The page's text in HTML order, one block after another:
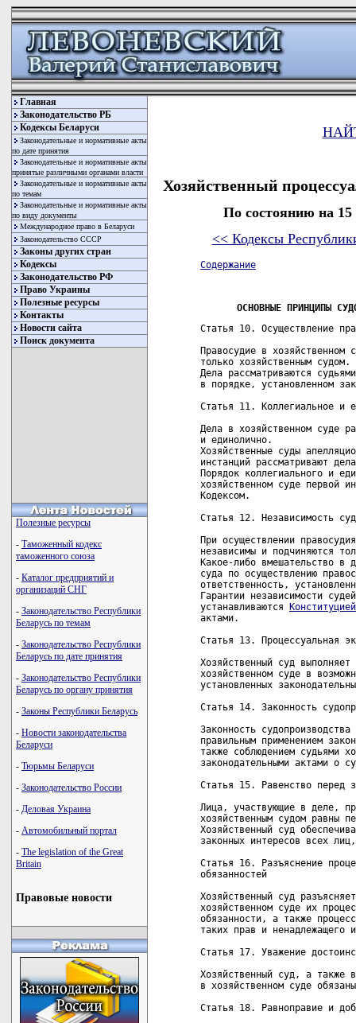
Главная
Законодательство РБ
Кодексы Беларуси
Законодательные и нормативные акты
по дате принятия
Законодательные и нормативные акты
принятые различными органами власти
Законодательные и нормативные акты
по темам
Законодательные и нормативные акты
по виду документы
Международное право в Беларуси
Законодательство СССР
Законы других стран
Кодексы
Законодательство РФ
Право Украины
Полезные ресурсы
Контакты
Новости сайта
Поиск документа
Полезные ресурсы
- Таможенный кодекс
таможенного союза
- Каталог предприятий и
организаций СНГ
- Законодательство Республики
Беларусь по темам
- Законодательство Республики
Беларусь по дате принятия
- Законодательство Республики
Беларусь по органу принятия
- Законы Республики Беларусь
- Новости законодательства
Беларуси
- Тюрьмы Беларуси
- Законодательство России
- Деловая Украина
- Автомобильный портал
- The legislation of the Great
Britain
Правовые новости
Хозяйственный
По состоянию на 15
<< Кодексы
Содержание
ОСНОВНЫЕ ПРИНЦИПЫ
Статья 10. Осуществление
Правосудие в хозяйственном
только хозяйственным судом.
Дела рассматриваются
в порядке, установленном
Статья 11. Коллегиальное и
Дела в хозяйственном суде
и единолично.
Хозяйственные суды
инстанций рассматривают
Порядок коллегиального и
хозяйственном суде первой
Кодексом.
Статья 12. Независимость
При осуществлении
независимы и подчиняются
Какое-либо вмешательство в
суда по осуществлению
ответственность,
Гарантии независимости
устанавливаются
актами.
Статья 13. Процессуальная
Хозяйственный суд
хозяйственном суде в
установленных
Статья 14. Законность
Законность
правильным применением
также соблюдением судьями
законодательными актами о
Статья 15. Равенство перед
Лица, участвующие в деле,
хозяйственным судом равны
Хозяйственный суд
законных интересов всех
Статья 16. Разъяснение
обязанностей
Хозяйственный суд
хозяйственном суде их
обязанности, а также
таких прав и ненадлежащего
Статья 17. Уважение
Хозяйственный суд, а также
в хозяйственном суде
Статья 18. Равноправие и